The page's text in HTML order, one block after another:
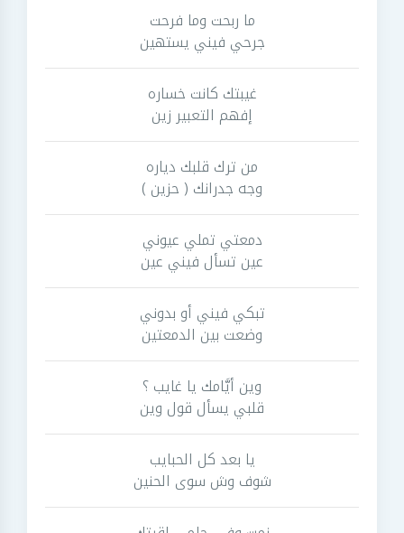
ما ربحت وما فرحت
جرحي فيني يستهين
غيبتك كانت خساره
إفهم التعبير زين
من ترك قلبك دياره
وجه جدرانك ( حزين )
دمعتي تملي عيوني
عين تسأل فيني عين
تبكي فيني أو بدوني
وضعت بين الدمعتين
وين أيَّامك يا غايب ؟
قلبي يسأل قول وين
يا بعد كل الحبايب
شوف وش سوى الحنين